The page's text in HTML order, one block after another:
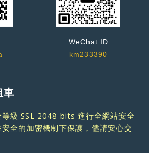
車
級 SSL 2048 bits 進行全網站安全
全的加密機制下保護，儘請安心交
WeChat ID
km233390